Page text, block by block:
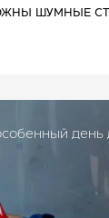
ШУМНЫЕ